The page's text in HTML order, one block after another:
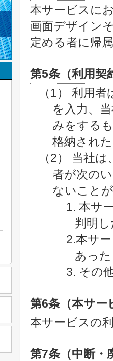
本サービスに
画面デザイン
定める者に帰
第5条（利用契
（1） 利用
を入力、
みをする
格納され
（2） 当社
者が次の
ないこと
1. 本サ
判明
2.本サ
あっ
3. その
第6条（本サー
本サービスの
第7条（中断・